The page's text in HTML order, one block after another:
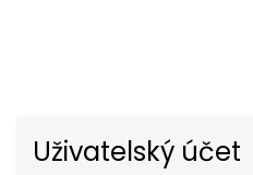
Uživatelský účet